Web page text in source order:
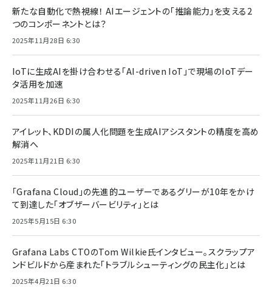
新たな自動化で熱視線！ AIエージェントの「推論能力」を支える2
つのコンポーネントとは？
2025年11月28日 6:30
IoTに生成AIを掛け合わせる「AI-driven IoT」で現場のIoTデー
タ活用を加速
2025年11月26日 6:30
アイレット、KDDIの属人化問題を生成AIアシスタントの精度を高め
解消へ
2025年11月21日 6:30
「Grafana Cloud」の先進的ユーザーであるグリーが10年をかけ
て到達した「オブザーバービリティ」とは
2025年5月15日 6:30
Grafana Labs CTOのTom Wilkie氏インタビュー。スクラップア
ンドビルドから産まれた「トラブルシューティングの民主化」とは
2025年4月21日 6:30